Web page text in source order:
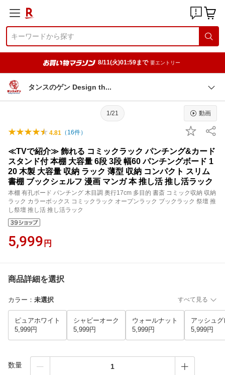
8/11(火)01:59まで 要エントリー
タンスのゲン Design th
1/21 動画
4.81 （ 16件）
≪TVで紹介≫ 飾れる コミックラック パンチング&カード
スタンド付 本棚 大容量 6段 3段 幅60 パンチングボード 1
20 木製 大容量 収納 ラック 薄型 収納 コンパクト スリム
書棚 ブックシェルフ 漫画 マンガ 本 推し活 推し活ラック
本棚 有孔ボード パンチング 木目調 奥行17cm 多目的 書斎 コミック収納 収納
ラック カラーボックス コミックラック オープンラック ブックラック 祭壇 推
し祭壇 推し活 推し活ラック
5,999 円
商品詳細を選択
カラー ： 未選択 すべて見る
ピュアホワイト
5,999円
シャビーオーク
5,999円
ウォールナット
5,999円
アッシュグ
5,999円
数量